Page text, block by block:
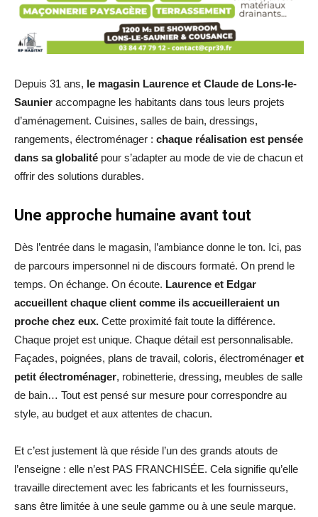
Depuis 31 ans, le magasin Laurence et Claude de Lons-le-
Saunier accompagne les habitants dans tous leurs projets
d’aménagement. Cuisines, salles de bain, dressings,
rangements, électroménager : chaque réalisation est pensée
dans sa globalité pour s’adapter au mode de vie de chacun et
offrir des solutions durables.
Une approche humaine avant tout
Dès l’entrée dans le magasin, l’ambiance donne le ton. Ici, pas
de parcours impersonnel ni de discours formaté. On prend le
temps. On échange. On écoute. Laurence et Edgar
accueillent chaque client comme ils accueilleraient un
proche chez eux. Cette proximité fait toute la différence.
Chaque projet est unique. Chaque détail est personnalisable.
Façades, poignées, plans de travail, coloris, électroménager et
petit électroménager, robinetterie, dressing, meubles de salle
de bain… Tout est pensé sur mesure pour correspondre au
style, au budget et aux attentes de chacun.
Et c’est justement là que réside l’un des grands atouts de
l’enseigne : elle n’est PAS FRANCHISÉE. Cela signifie qu’elle
travaille directement avec les fabricants et les fournisseurs,
sans être limitée à une seule gamme ou à une seule marque.